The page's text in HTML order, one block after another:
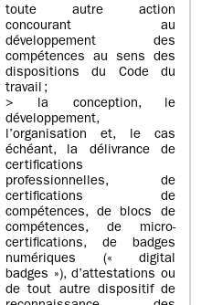
toute autre action
concourant au
développement des
compétences au sens des
dispositions du Code du
travail ;
> la conception, le
développement,
l’organisation et, le cas
échéant, la délivrance de
certifications
professionnelles, de
certifications de
compétences, de blocs de
compétences, de micro-
certifications, de badges
numériques (« digital
badges »), d’attestations ou
de tout autre dispositif de